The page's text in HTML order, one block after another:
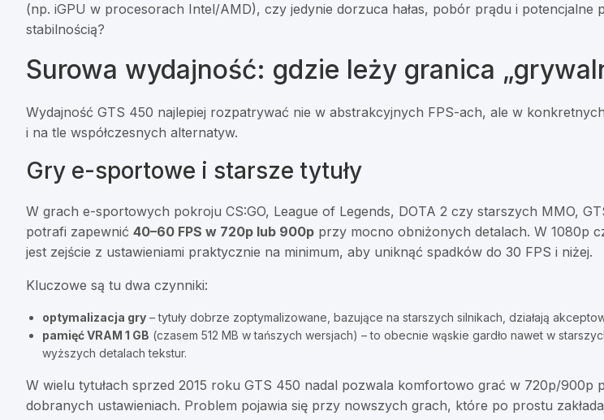
(np. iGPU w procesorach Intel/AMD), czy jedynie dorzuca hałas, pobór prądu i potencjalne
stabilnością?
Surowa wydajność: gdzie leży granica
Wydajność GTS 450 najlepiej rozpatrywać nie w abstrakcyjnych FPS-ach, ale w
i na tle współczesnych alternatyw.
Gry e-sportowe i starsze tytuły
W grach e-sportowych pokroju CS:GO, League of Legends, DOTA 2 czy starszych MMO,
potrafi zapewnić 40–60 FPS w 720p lub 900p przy mocno obniżonych detalach. W 1080p
jest zejście z ustawieniami praktycznie na minimum, aby uniknąć spadków do 30 FPS i niżej.
Kluczowe są tu dwa czynniki:
optymalizacja gry – tytuły dobrze zoptymalizowane, bazujące na starszych silnikach, działają
pamięć VRAM 1 GB (czasem 512 MB w tańszych wersjach) – to obecnie wąskie gardło nawet w
wyższych detalach tekstur.
W wielu tytułach sprzed 2015 roku GTS 450 nadal pozwala komfortowo grać w 720p/900p
dobranych ustawieniach. Problem pojawia się przy nowszych grach, które po prostu